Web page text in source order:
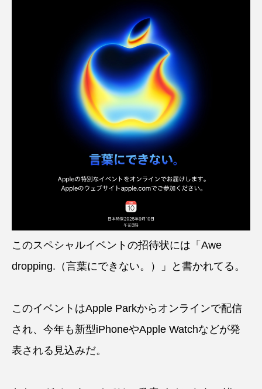
このスペシャルイベントの招待状には「Awe
dropping.（言葉にできない。）」と書かれてる。
このイベントはApple Parkからオンラインで配信
され、今年も新型iPhoneやApple Watchなどが発
表される見込みだ。